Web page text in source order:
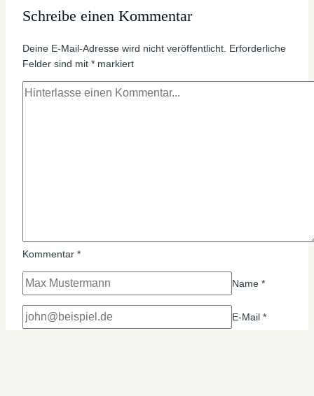
Schreibe einen Kommentar
Deine E-Mail-Adresse wird nicht veröffentlicht. Erforderliche
Felder sind mit * markiert
Kommentar *
Name *
E-Mail *